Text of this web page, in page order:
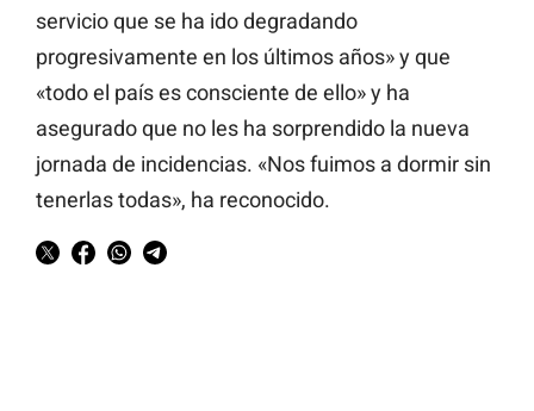
servicio que se ha ido degradando
progresivamente en los últimos años» y que
«todo el país es consciente de ello» y ha
asegurado que no les ha sorprendido la nueva
jornada de incidencias. «Nos fuimos a dormir sin
tenerlas todas», ha reconocido.